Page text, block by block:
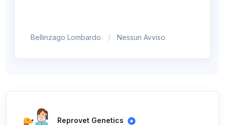
Bellinzago Lombardo Nessun Avviso
Reprovet Genetics